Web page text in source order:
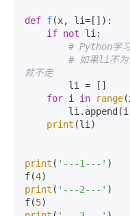
def f(x, li=[] ):
if not li:
# Python学习
# 如果li不为
就不走
for i in range
print (li)
print ( '---1---' )
f(4
print ( '---2---' )
f(5